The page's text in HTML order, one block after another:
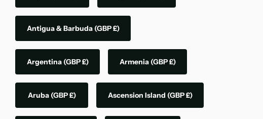
Antigua & Barbuda (GBP £)
Argentina (GBP £) Armenia (GBP £)
Aruba (GBP £) Ascension Island (GBP £)